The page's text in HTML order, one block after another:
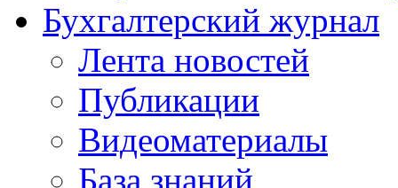
Бухгалтерский журнал
Лента новостей
Публикации
Видеоматериалы
База знаний